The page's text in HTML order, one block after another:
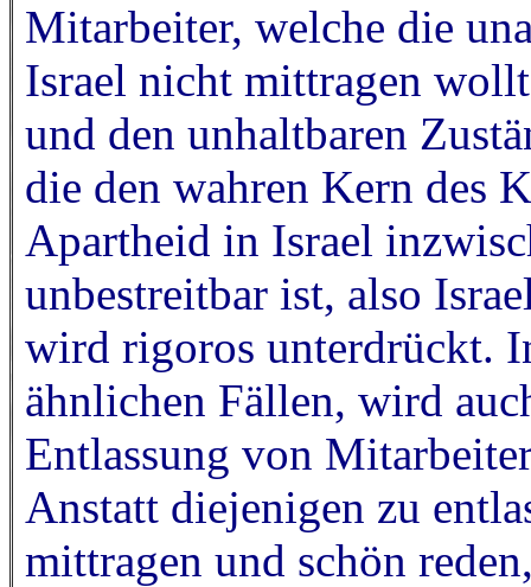
Mitarbeiter, welche die
Israel nicht mittragen
und den unhaltbaren
die den wahren Kern des
Apartheid in Israel
unbestreitbar ist, also
wird rigoros unterdrückt.
ähnlichen Fällen, wird
Entlassung von
Anstatt diejenigen zu
mittragen und schön